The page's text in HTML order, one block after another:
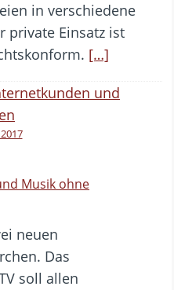
in verschiedene
private Einsatz ist
[…]
Musik ohne
neuen
Das
soll allen